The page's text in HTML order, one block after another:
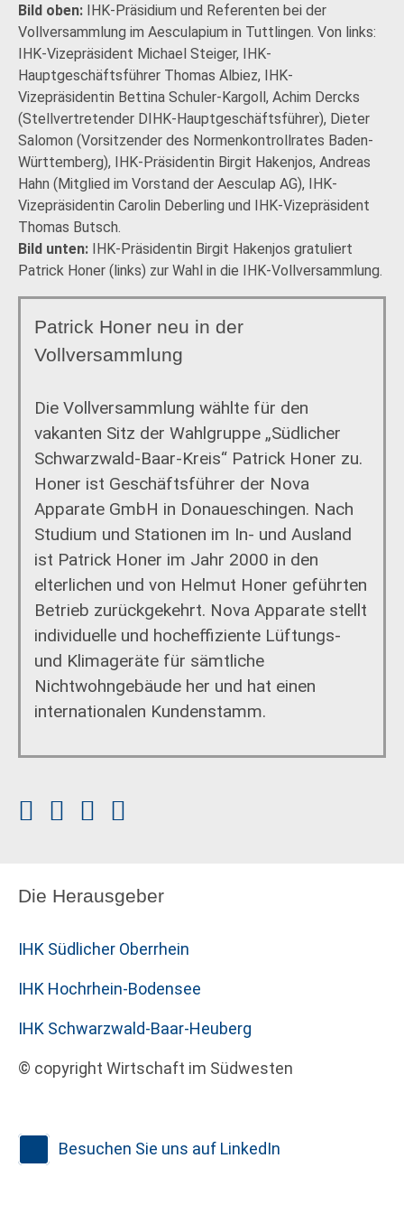
Bild oben: IHK-Präsidium und Referenten bei der
Vollversammlung im Aesculapium in Tuttlingen. Von links:
IHK-Vizepräsident Michael Steiger, IHK-
Hauptgeschäftsführer Thomas Albiez, IHK-
Vizepräsidentin Bettina Schuler-Kargoll, Achim Dercks
(Stellvertretender DIHK-Hauptgeschäftsführer), Dieter
Salomon (Vorsitzender des Normenkontrollrates Baden-
Württemberg), IHK-Präsidentin Birgit Hakenjos, Andreas
Hahn (Mitglied im Vorstand der Aesculap AG), IHK-
Vizepräsidentin Carolin Deberling und IHK-Vizepräsident
Thomas Butsch.
Bild unten: IHK-Präsidentin Birgit Hakenjos ­gratuliert
Patrick Honer (links) zur Wahl in die IHK-Vollversammlung.
Patrick Honer neu in der
Vollversammlung
Die Vollversammlung wählte für den
vakanten Sitz der Wahlgruppe „Südlicher
Schwarzwald-Baar-Kreis“ Patrick Honer zu.
Honer ist Geschäftsführer der Nova
Apparate GmbH in Donaueschingen. Nach
Studium und Stationen im In- und Ausland
ist Patrick Honer im Jahr 2000 in den
elterlichen und von Helmut Honer geführten
Betrieb zurückgekehrt. Nova Apparate stellt
individuelle und hocheffiziente Lüftungs-
und Klimageräte für sämtliche
Nichtwohngebäude her und hat einen
internationalen Kundenstamm.
Die Herausgeber
IHK Südlicher Oberrhein
IHK Hochrhein-Bodensee
IHK Schwarzwald-Baar-Heuberg
© copyright Wirtschaft im Südwesten
Besuchen Sie uns auf LinkedIn